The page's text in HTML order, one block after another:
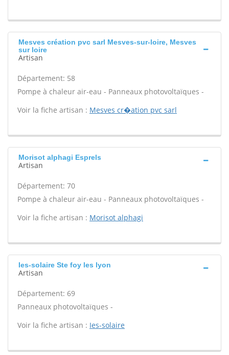
Mesves création pvc sarl Mesves-sur-loire, Mesves
sur loire
Artisan
Département: 58
Pompe à chaleur air-eau - Panneaux photovoltaïques -
Voir la fiche artisan : Mesves cr�ation pvc sarl
Morisot alphagi Esprels
Artisan
Département: 70
Pompe à chaleur air-eau - Panneaux photovoltaïques -
Voir la fiche artisan : Morisot alphagi
Ies-solaire Ste foy les lyon
Artisan
Département: 69
Panneaux photovoltaïques -
Voir la fiche artisan : Ies-solaire